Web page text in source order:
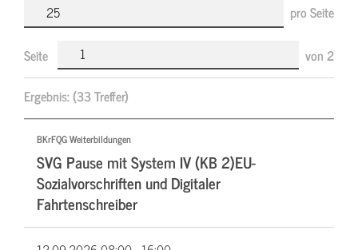
pro Seite
Seite von2
Ergebnis:(33 Treffer)
BKrFQG Weiterbildungen
SVG Pause mit System IV (KB 2)EU-
Sozialvorschriften und Digitaler
Fahrtenschreiber